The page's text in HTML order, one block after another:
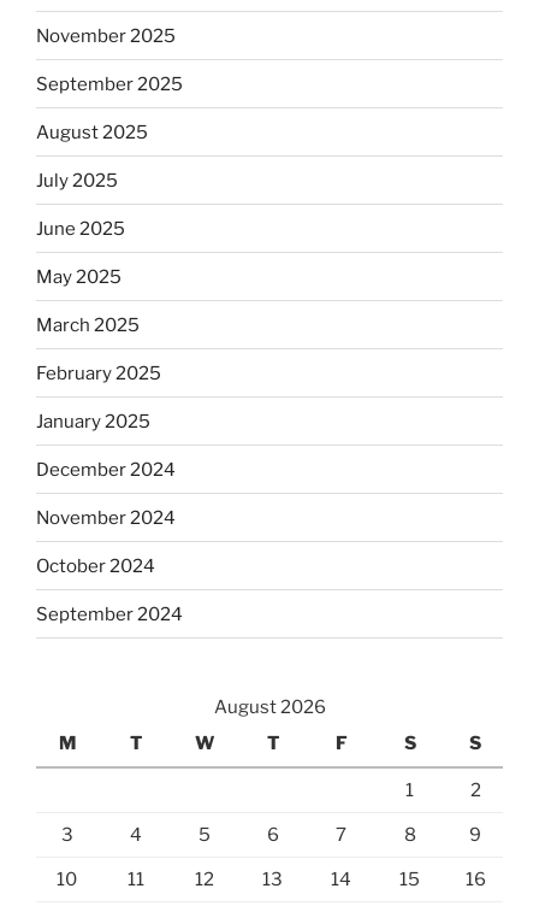
November 2025
September 2025
August 2025
July 2025
June 2025
May 2025
March 2025
February 2025
January 2025
December 2024
November 2024
October 2024
September 2024
August 2026
M
T W T F S S
1 2
3 4 5 6 7 8 9
10 11 12 13 14 15 16